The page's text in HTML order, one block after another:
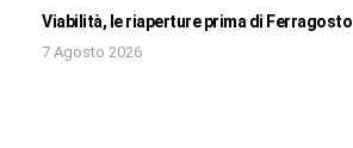
Viabilità, le riaperture prima di Ferragosto
7 Agosto 2026